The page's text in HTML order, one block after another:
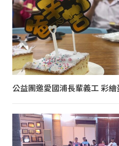
公益團邀愛國浦長輩義工 彩